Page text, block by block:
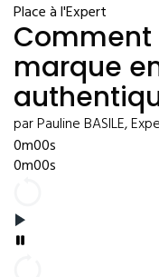
Place à l'Expert
Comment
marque
par Pauline BASILE,
0m00s
0m00s